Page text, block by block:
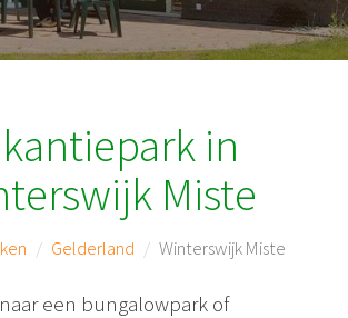
in
Miste
Gelderland Winterswijk Miste
een bungalowpark of